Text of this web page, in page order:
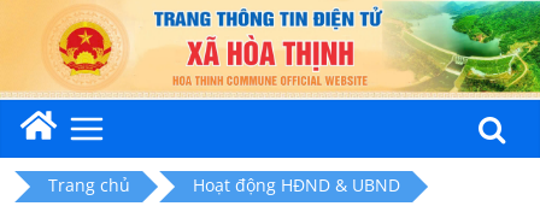
content
Trang chủ
Hoạt động HĐND & UBND